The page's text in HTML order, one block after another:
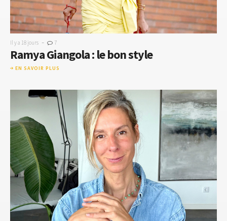
Il y a 18 jours - 7
Ramya Giangola : le bon style
EN SAVOIR PLUS